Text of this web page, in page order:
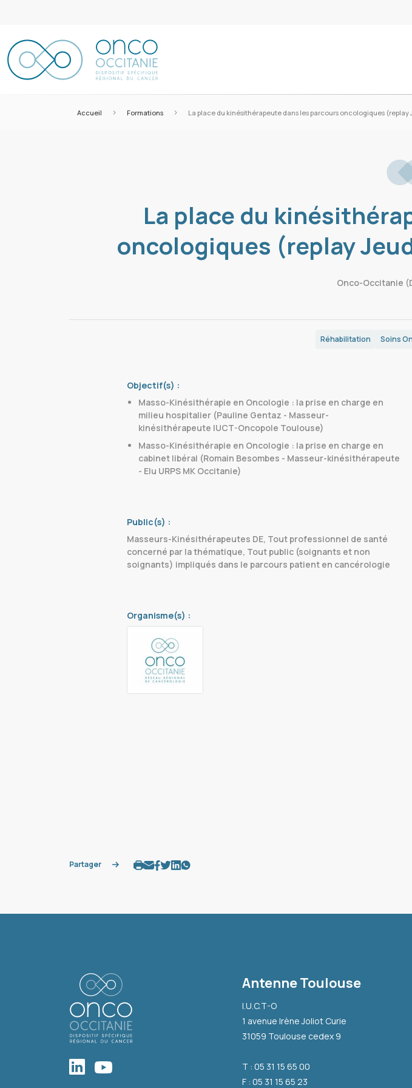
Accueil > Formations > La place du kinésithérapeute dans les parcours oncologiques (replay
La place du
oncologiques (replay
Onco-Occitanie
Réhabilitation Soins
Objectif(s) :
Masso-Kinésithérapie en Oncologie : la prise en charge en
milieu hospitalier (Pauline Gentaz - Masseur-
kinésithérapeute IUCT-Oncopole Toulouse)
Masso-Kinésithérapie en Oncologie : la prise en charge en
cabinet libéral (Romain Besombes - Masseur-kinésithérapeute
- Elu URPS MK Occitanie)
Public(s) :
Masseurs-Kinésithérapeutes DE, Tout professionnel de santé
concerné par la thématique, Tout public (soignants et non
soignants) impliqués dans le parcours patient en cancérologie
Organisme(s) :
Partager
Antenne Toulouse
I.U.C.T-O
1 avenue Irène Joliot Curie
31059 Toulouse cedex 9
T : 05 31 15 65 00
F : 05 31 15 65 23